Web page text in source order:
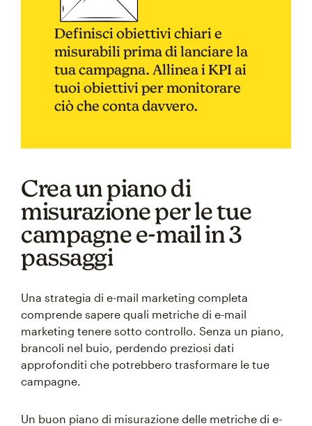
Definisci obiettivi chiari e
misurabili prima di lanciare la
tua campagna. Allinea i KPI ai
tuoi obiettivi per monitorare
ciò che conta davvero.
Crea un piano di
misurazione per le tue
campagne e-mail in 3
passaggi
Una strategia di e-mail marketing completa
comprende sapere quali metriche di e-mail
marketing tenere sotto controllo. Senza un piano,
brancoli nel buio, perdendo preziosi dati
approfonditi che potrebbero trasformare le tue
campagne.
Un buon piano di misurazione delle metriche di e-